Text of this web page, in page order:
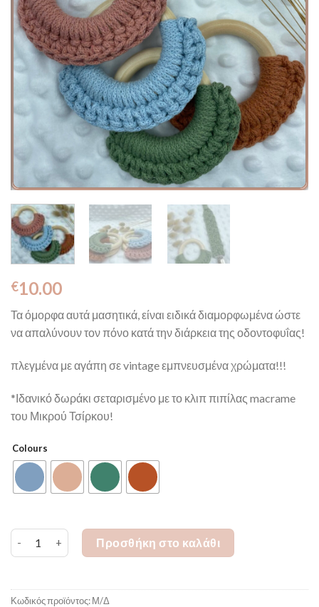
€10.00
Τα όμορφα αυτά μασητικά, είναι ειδικά διαμορφωμένα ώστε
να απαλύνουν τον πόνο κατά την διάρκεια της οδοντοφυΐας!
πλεγμένα με αγάπη σε vintage εμπνευσμένα χρώματα!!!
*Ιδανικό δωράκι σεταρισμένο με το κλιπ πιπίλας macrame
του Μικρού Τσίρκου!
Colours
Μικρό Τσίρκο Μασητικό macrame ποσότητα
Προσθήκη στο καλάθι
Κωδικός προϊόντος:Μ/Δ